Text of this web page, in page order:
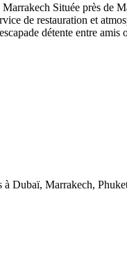
Située près de
de restauration et
détente entre
à Dubaï, Marrakech,